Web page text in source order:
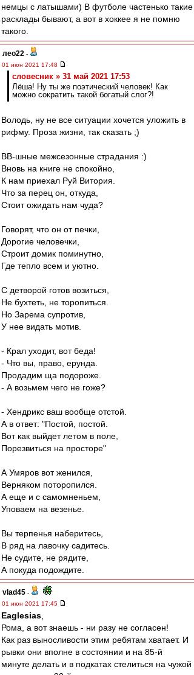
немцы с латышами) В футболе частенько такие
расклады бывают, а вот в хоккее я не помню
такого.
лео22 -
01 июн 2021 17:48
словесник » 31 май 2021 17:53
Лёша! Ну ты же поэтический человек! Как
можно сократить такой богатый слог?!
Володь, ну не все ситуации хочется уложить в
рифму. Проза жизни, так сказать ;)
ВВ-шные межсезонные страдания :)
Вновь на книге не спокойно,
К нам приехал Руй Витория.
Что за перец он, откуда,
Стоит ожидать нам чуда?
Говорят, что он от печки,
Дорогие человечки,
Строит домик поминутно,
Где тепло всем и уютно.
С детворой готов возиться,
Не бухтеть, не торопиться.
Но Зарема супротив,
У нее видать мотив.
- Крал уходит, вот беда!
- Что вы, право, ерунда.
Продадим ща подороже.
- А возьмем чего не гоже?
- Хендрикс ваш вообще отстой.
А в ответ: "Постой, постой.
Вот как выйдет летом в поле,
Порезвиться на просторе"
А Умяров вот женился,
Верняком поторопился.
А еще и с самомненьем,
Уповаем на везенье.
Вы терпенья наберитесь,
В ряд на лавочку садитесь.
Не судите, не рядите,
А покуда подождите.
vlad45 -
01 июн 2021 17:45
Eaglesias
Рома, а вот знаешь - ни разу не согласен!
Как раз выносливости этим ребятам хватает. И
рывки они вполне в состоянии и на 85-й
минуте делать и в подкатах стелиться на чужой